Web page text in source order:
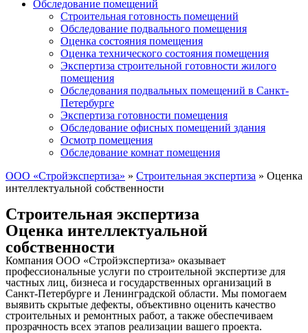
Обследование помещений
Строительная готовность помещений
Обследование подвального помещения
Оценка состояния помещения
Оценка технического состояния помещения
Экспертиза строительной готовности жилого
помещения
Обследования подвальных помещений в Санкт-
Петербурге
Экспертиза готовности помещения
Обследование офисных помещений здания
Осмотр помещения
Обследование комнат помещения
ООО «Стройэкспертиза» » Строительная экспертиза » Оценка
интеллектуальной собственности
Строительная экспертиза
Оценка интеллектуальной
собственности
Компания ООО «Стройэкспертиза» оказывает
профессиональные услуги по строительной экспертизе для
частных лиц, бизнеса и государственных организаций в
Санкт-Петербурге и Ленинградской области. Мы помогаем
выявить скрытые дефекты, объективно оценить качество
строительных и ремонтных работ, а также обеспечиваем
прозрачность всех этапов реализации вашего проекта.